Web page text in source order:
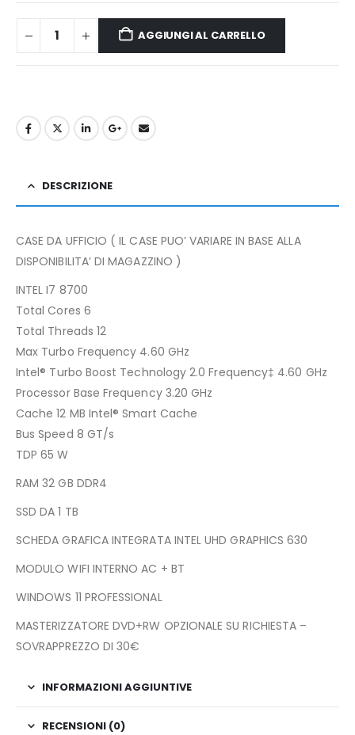
AGGIUNGI AL CARRELLO
DESCRIZIONE
CASE DA UFFICIO ( IL CASE PUO’ VARIARE IN BASE ALLA
DISPONIBILITA’ DI MAGAZZINO )
INTEL I7 8700
Total Cores 6
Total Threads 12
Max Turbo Frequency 4.60 GHz
Intel® Turbo Boost Technology 2.0 Frequency‡ 4.60 GHz
Processor Base Frequency 3.20 GHz
Cache 12 MB Intel® Smart Cache
Bus Speed 8 GT/s
TDP 65 W
RAM 32 GB DDR4
SSD DA 1 TB
SCHEDA GRAFICA INTEGRATA INTEL UHD GRAPHICS 630
MODULO WIFI INTERNO AC + BT
WINDOWS 11 PROFESSIONAL
MASTERIZZATORE DVD+RW OPZIONALE SU RICHIESTA –
SOVRAPPREZZO DI 30€
INFORMAZIONI AGGIUNTIVE
RECENSIONI (0)